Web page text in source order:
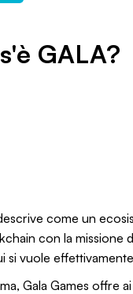
GALA?
come un
con la missione
si vuole
Gala Games offre